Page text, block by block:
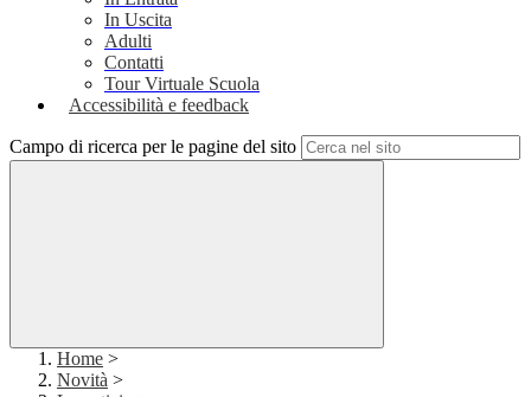
In Uscita
Adulti
Contatti
Tour Virtuale Scuola
Accessibilità e feedback
Campo di ricerca per le pagine del sito
Home >
Novità >